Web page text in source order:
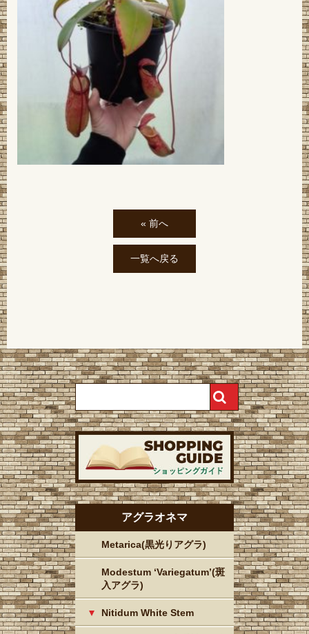
« 前へ
一覧へ戻る
アグラオネマ
Metarica(黒光りアグラ)
Modestum ‘Variegatum’(斑
入アグラ)
Nitidum White Stem